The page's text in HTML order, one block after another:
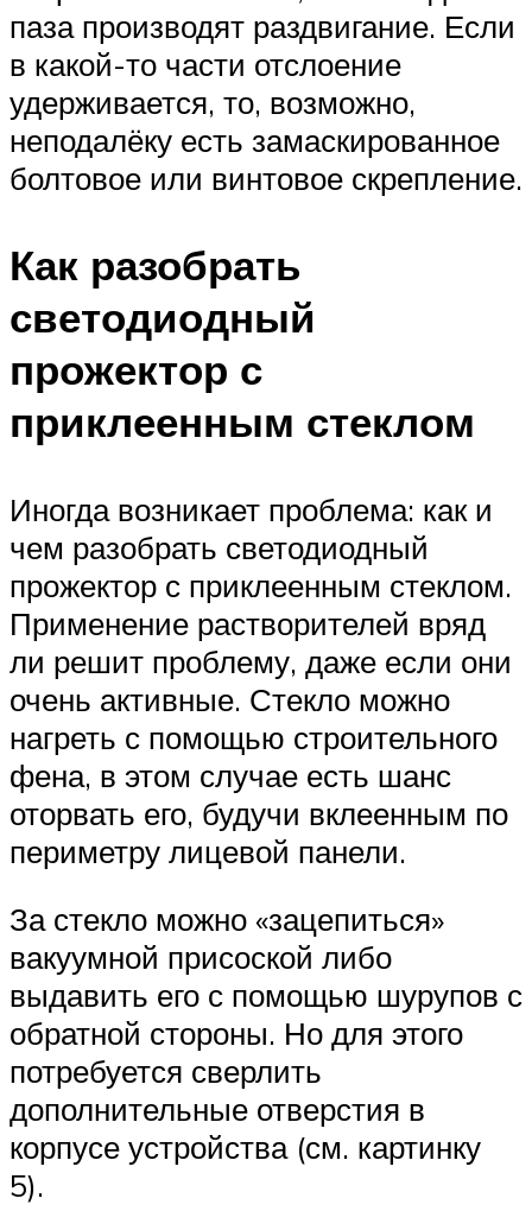
паза производят раздвигание. Если
в какой-то части отслоение
удерживается, то, возможно,
неподалёку есть замаскированное
болтовое или винтовое скрепление.
Как разобрать
светодиодный
прожектор с
приклеенным стеклом
Иногда возникает проблема: как и
чем разобрать светодиодный
прожектор с приклеенным стеклом.
Применение растворителей вряд
ли решит проблему, даже если они
очень активные. Стекло можно
нагреть с помощью строительного
фена, в этом случае есть шанс
оторвать его, будучи вклеенным по
периметру лицевой панели.
За стекло можно «зацепиться»
вакуумной присоской либо
выдавить его с помощью шурупов с
обратной стороны. Но для этого
потребуется сверлить
дополнительные отверстия в
корпусе устройства (см. картинку
5).